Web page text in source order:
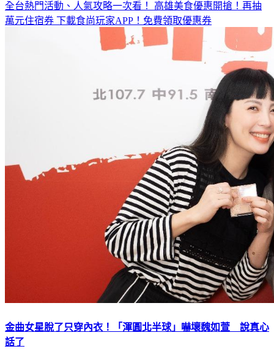
全台熱門活動、人氣攻略一次看！ 高雄美食優惠開搶！再抽
萬元住宿券 下載食尚玩家APP！免費領取優惠券
金曲女星脫了只穿內衣！「渾圓北半球」嚇壞魏如萱 說真心
話了